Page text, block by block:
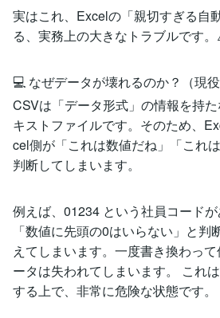
実はこれ、Excelの「親切すぎる自
る、実務上の大きなトラブルです
💻 なぜデータが壊れるのか？（現役
CSVは「データ形式」の情報を持
キストファイルです。そのため、
cel側が「これは数値だね」「これ
判断してしまいます。
例えば、01234 という社員コード
「数値に先頭の0はいらない」と判
えてしまいます。一度書き換わっ
ータは失われてしまいます。 これ
する上で、非常に危険な状態です。